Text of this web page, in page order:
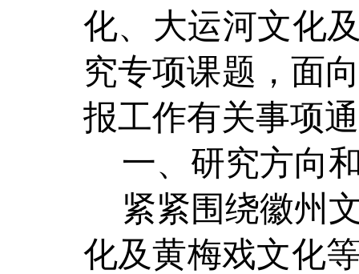
化、大运河文化
究专项课题，面
报工作有关事项
一、 研究方向
紧紧围绕徽州
化及黄梅戏文化